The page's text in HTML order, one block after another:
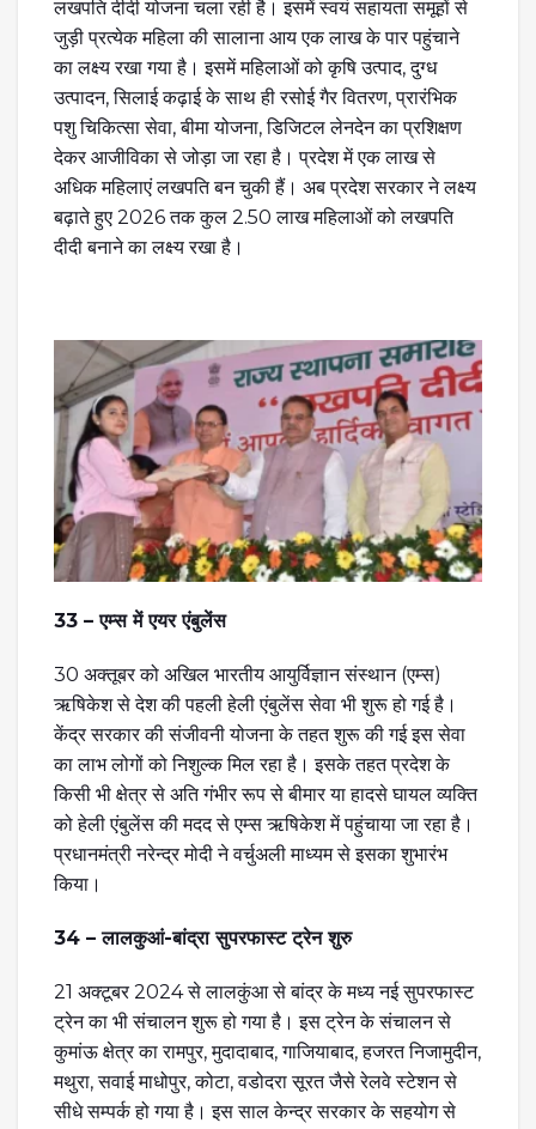
लखपति दीदी योजना चला रही है। इसमें स्वयं सहायता समूहों से
जुड़ी प्रत्येक महिला की सालाना आय एक लाख के पार पहुंचाने
का लक्ष्य रखा गया है। इसमें महिलाओं को कृषि उत्पाद, दुग्ध
उत्पादन, सिलाई कढ़ाई के साथ ही रसोई गैर वितरण, प्रारंभिक
पशु चिकित्सा सेवा, बीमा योजना, डिजिटल लेनदेन का प्रशिक्षण
देकर आजीविका से जोड़ा जा रहा है। प्रदेश में एक लाख से
अधिक महिलाएं लखपति बन चुकी हैं। अब प्रदेश सरकार ने लक्ष्य
बढ़ाते हुए 2026 तक कुल 2.50 लाख महिलाओं को लखपति
दीदी बनाने का लक्ष्य रखा है।
33 – एम्स में एयर एंबुलेंस
30 अक्तूबर को अखिल भारतीय आयुर्विज्ञान संस्थान (एम्स)
ऋषिकेश से देश की पहली हेली एंबुलेंस सेवा भी शुरू हो गई है।
केंद्र सरकार की संजीवनी योजना के तहत शुरू की गई इस सेवा
का लाभ लोगों को निशुल्क मिल रहा है। इसके तहत प्रदेश के
किसी भी क्षेत्र से अति गंभीर रूप से बीमार या हादसे घायल व्यक्ति
को हेली एंबुलेंस की मदद से एम्स ऋषिकेश में पहुंचाया जा रहा है।
प्रधानमंत्री नरेन्द्र मोदी ने वर्चुअली माध्यम से इसका शुभारंभ
किया।
34 – लालकुआं-बांद्रा सुपरफास्ट ट्रेन शुरु
21 अक्टूबर 2024 से लालकुंआ से बांद्र के मध्य नई सुपरफास्ट
ट्रेन का भी संचालन शुरू हो गया है। इस ट्रेन के संचालन से
कुमांऊ क्षेत्र का रामपुर, मुदादाबाद, गाजियाबाद, हजरत निजामुदीन,
मथुरा, सवाई माधोपुर, कोटा, वडोदरा सूरत जैसे रेलवे स्टेशन से
सीधे सम्पर्क हो गया है। इस साल केन्द्र सरकार के सहयोग से